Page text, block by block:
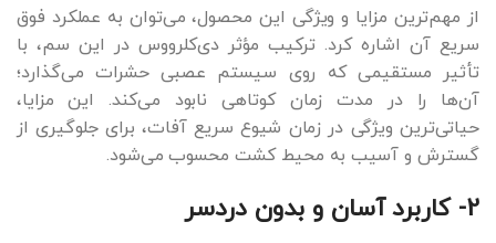
از مهم‌ترین مزایا و ویژگی‌ این محصول، می‌توان به عملکرد فوق
سریع آن اشاره کرد. ترکیب مؤثر دی‌کلرووس در این سم، با
تأثیر مستقیمی که روی سیستم عصبی حشرات می‌گذارد؛
آن‌ها را در مدت زمان کوتاهی نابود می‌کند. این مزایا،
حیاتی‌ترین ویژگی در زمان شیوع سریع آفات، برای جلوگیری از
گسترش و آسیب به محیط کشت محسوب می‌شود.
2- کاربرد آسان و بدون دردسر